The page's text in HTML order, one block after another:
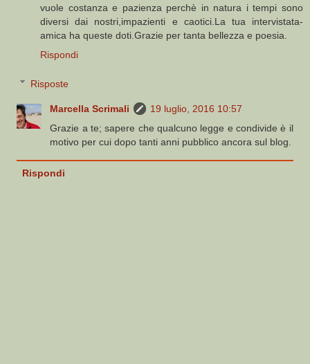
vuole costanza e pazienza perchè in natura i tempi sono
diversi dai nostri,impazienti e caotici.La tua intervistata-
amica ha queste doti.Grazie per tanta bellezza e poesia.
Rispondi
Risposte
Marcella Scrimali
19 luglio, 2016 10:57
Grazie a te; sapere che qualcuno legge e condivide è il
motivo per cui dopo tanti anni pubblico ancora sul blog.
Rispondi